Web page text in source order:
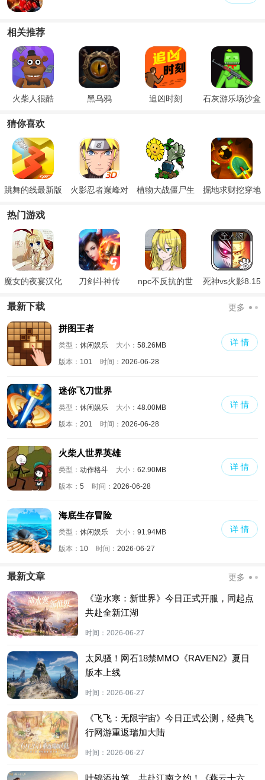
相关推荐
火柴人很酷 黑乌鸦 追凶时刻 石灰游乐场沙盒
猜你喜欢
跳舞的线最新版
火影忍者巅峰对
植物大战僵尸生
掘地求财挖穿地
热门游戏
魔女的夜宴汉化
刀剑斗神传
npc不反抗的世
死神vs火影8.15
最新下载 更多
拼图王者
类型： 休闲娱乐 大小： 58.26MB
版本： 101 时间： 2026-06-28
详 情
迷你飞刀世界
类型： 休闲娱乐 大小： 48.00MB
版本： 201 时间： 2026-06-28
详 情
火柴人世界英雄
类型： 动作格斗 大小： 62.90MB
版本： 5 时间： 2026-06-28
详 情
海底生存冒险
类型： 休闲娱乐 大小： 91.94MB
版本： 10 时间： 2026-06-27
详 情
最新文章 更多
《逆水寒：新世界》今日正式开服，同起点
共赴全新江湖
时间： 2026-06-27
太风骚！网石18禁MMO《RAVEN2》夏日
版本上线
时间： 2026-06-27
《飞飞：无限宇宙》今日正式公测，经典飞
行网游重返瑞加大陆
时间： 2026-06-27
叶锦添执笔，共赴江南之约！《燕云十六